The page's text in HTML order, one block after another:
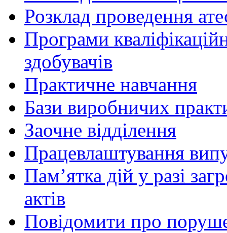
Розклад проведення
Програми
здобувачів
Практичне навчання
Бази виробничих
Заочне відділення
Працевлаштування
Пам’ятка дій у разі
актів
Повідомити про